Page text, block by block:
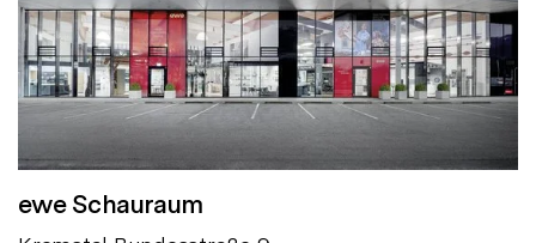
ewe Schauraum